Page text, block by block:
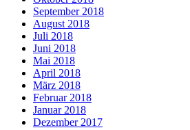
September 2018
August 2018
Juli 2018
Juni 2018
Mai 2018
April 2018
März 2018
Februar 2018
Januar 2018
Dezember 2017